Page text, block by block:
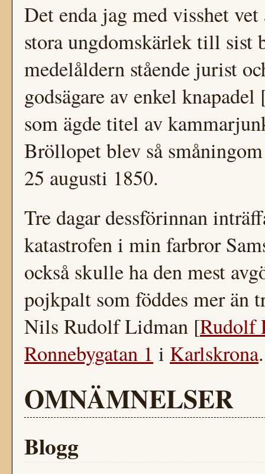
Det enda jag med visshet
stora ungdomskärlek till sist
medelåldern stående jurist
godsägare av enkel
som ägde titel av
Bröllopet blev så
25 augusti 1850.
Tre dagar dessförinnan
katastrofen i min farbror
också skulle ha den mest
pojkpalt som föddes mer än
Nils Rudolf Lidman [Rudolf
Ronnebygatan 1 i Karlskrona.
OMNÄMNELSER
Blogg